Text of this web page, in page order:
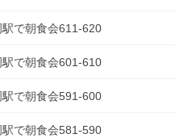
駅で朝食会611-620
駅で朝食会601-610
駅で朝食会591-600
駅で朝食会581-590